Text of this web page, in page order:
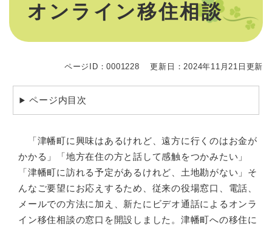
オンライン移住相談
ページID：0001228 更新日：2024年11月21日更新
ページ内目次
「津幡町に興味はあるけれど、遠方に行くのはお金が
かかる」「地方在住の方と話して感触をつかみたい」
「津幡町に訪れる予定があるけれど、土地勘がない」そ
んなご要望にお応えするため、従来の役場窓口、電話、
メールでの方法に加え、新たにビデオ通話によるオンラ
イン移住相談の窓口を開設しました。津幡町への移住に